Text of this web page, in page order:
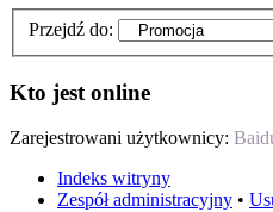
Przejdź do:
Kto jest online
Zarejestrowani użytkownicy:
Indeks witryny
Zespół administracyjny •